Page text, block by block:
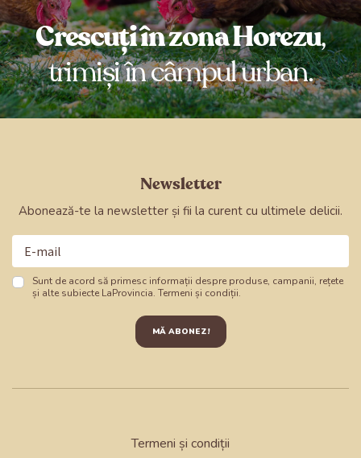
Crescuți în zona Horezu,
trimiși în câmpul urban.
Newsletter
Abonează-te la newsletter și fii la curent cu ultimele delicii.
Sunt de acord să primesc informații despre produse, campanii, rețete
și alte subiecte LaProvincia. Termeni și condiții.
MĂ ABONEZ!
Termeni și condiții